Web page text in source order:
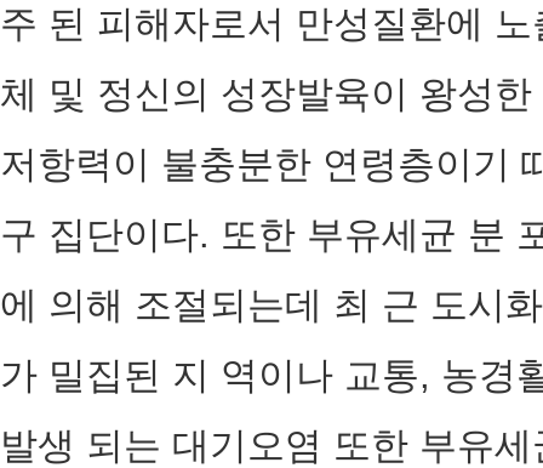
주 된 피해자로서 만성질환에
체 및 정신의 성장발육이 왕성
저항력이 불충분한 연령층이기
구 집단이다. 또한 부유세균 분
에 의해 조절되는데 최 근 도시
가 밀집된 지 역이나 교통, 농경
발생 되는 대기오염 또한 부유